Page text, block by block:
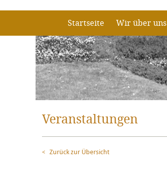
Startseite Wir über uns
Veranstaltungen
Zurück zur Übersicht